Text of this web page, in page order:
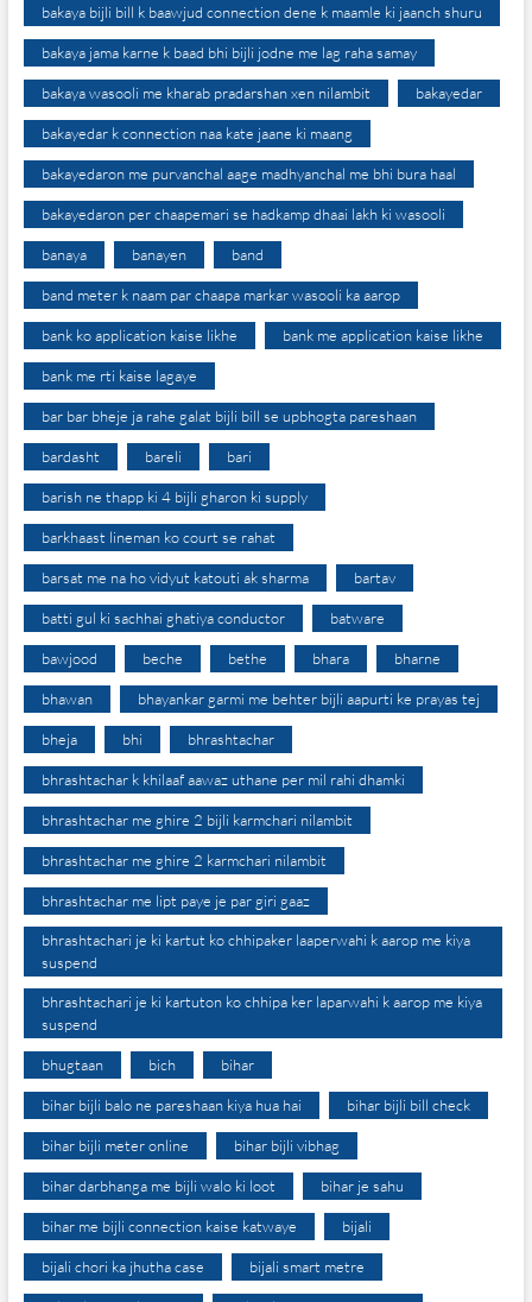
bakaya bijli bill k baawjud connection dene k maamle ki jaanch shuru
bakaya jama karne k baad bhi bijli jodne me lag raha samay
bakaya wasooli me kharab pradarshan xen nilambit bakayedar
bakayedar k connection naa kate jaane ki maang
bakayedaron me purvanchal aage madhyanchal me bhi bura haal
bakayedaron per chaapemari se hadkamp dhaai lakh ki wasooli
banaya banayen band
band meter k naam par chaapa markar wasooli ka aarop
bank ko application kaise likhe bank me application kaise likhe
bank me rti kaise lagaye
bar bar bheje ja rahe galat bijli bill se upbhogta pareshaan
bardasht bareli bari
barish ne thapp ki 4 bijli gharon ki supply
barkhaast lineman ko court se rahat
barsat me na ho vidyut katouti ak sharma bartav
batti gul ki sachhai ghatiya conductor batware
bawjood beche bethe bhara bharne
bhawan bhayankar garmi me behter bijli aapurti ke prayas tej
bheja bhi bhrashtachar
bhrashtachar k khilaaf aawaz uthane per mil rahi dhamki
bhrashtachar me ghire 2 bijli karmchari nilambit
bhrashtachar me ghire 2 karmchari nilambit
bhrashtachar me lipt paye je par giri gaaz
bhrashtachari je ki kartut ko chhipaker laaperwahi k aarop me kiya
suspend
bhrashtachari je ki kartuton ko chhipa ker laparwahi k aarop me kiya
suspend
bhugtaan bich bihar
bihar bijli balo ne pareshaan kiya hua hai bihar bijli bill check
bihar bijli meter online bihar bijli vibhag
bihar darbhanga me bijli walo ki loot bihar je sahu
bihar me bijli connection kaise katwaye bijali
bijali chori ka jhutha case bijali smart metre